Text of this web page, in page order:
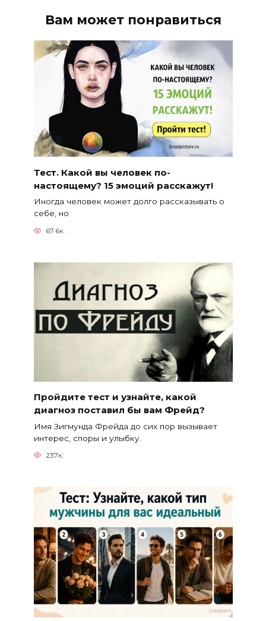
Вам может понравиться
Тест. Какой вы человек по-
настоящему? 15 эмоций расскажут!
Иногда человек может долго рассказывать о
себе, но
67.6к.
Пройдите тест и узнайте, какой
диагноз поставил бы вам Фрейд?
Имя Зигмунда Фрейда до сих пор вызывает
интерес, споры и улыбку.
237к.